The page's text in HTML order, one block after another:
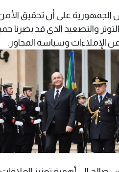
على أن تحقيق
التوتر والتصعيد الذي قد يضرنا
عن الإملاءات وسياسة المحاور.